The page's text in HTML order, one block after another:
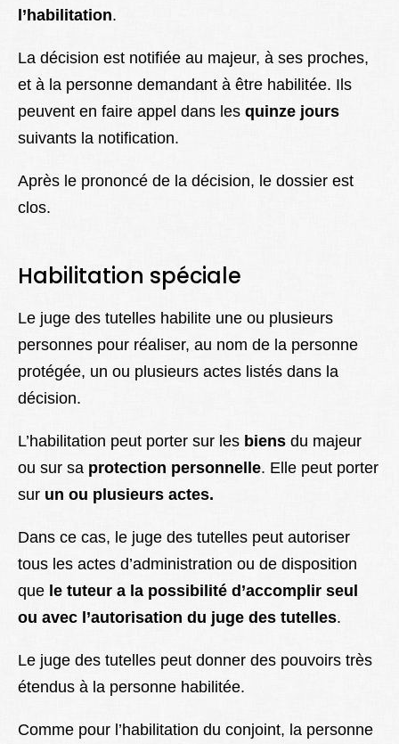
l’habilitation.
La décision est notifiée au majeur, à ses proches,
et à la personne demandant à être habilitée. Ils
peuvent en faire appel dans les quinze jours
suivants la notification.
Après le prononcé de la décision, le dossier est
clos.
Habilitation spéciale
Le juge des tutelles habilite une ou plusieurs
personnes pour réaliser, au nom de la personne
protégée, un ou plusieurs actes listés dans la
décision.
L’habilitation peut porter sur les biens du majeur
ou sur sa protection personnelle. Elle peut porter
sur un ou plusieurs actes.
Dans ce cas, le juge des tutelles peut autoriser
tous les actes d’administration ou de disposition
que le tuteur a la possibilité d’accomplir seul
ou avec l’autorisation du juge des tutelles.
Le juge des tutelles peut donner des pouvoirs très
étendus à la personne habilitée.
Comme pour l’habilitation du conjoint, la personne